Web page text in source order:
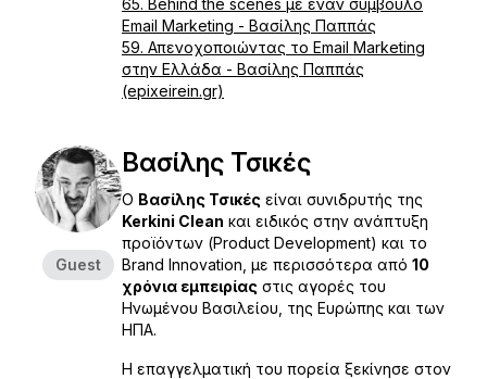
65. Behind the scenes με έναν σύμβουλο
Email Marketing - Βασίλης Παππάς
59. Απενοχοποιώντας το Email Marketing
στην Ελλάδα - Βασίλης Παππάς
(epixeirein.gr)
Guest
Βασίλης Τσικές
Ο Βασίλης Τσικές είναι συνιδρυτής της
Kerkini Clean και ειδικός στην ανάπτυξη
προϊόντων (Product Development) και το
Brand Innovation, με περισσότερα από 10
χρόνια εμπειρίας στις αγορές του
Ηνωμένου Βασιλείου, της Ευρώπης και των
ΗΠΑ.
Η επαγγελματική του πορεία ξεκίνησε στον